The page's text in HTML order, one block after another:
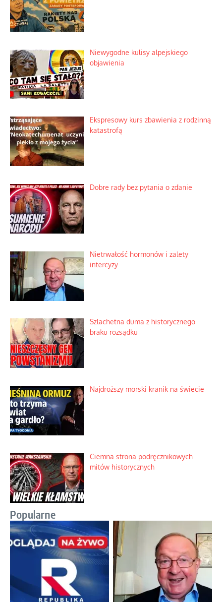
Niewygodne kulisy alpejskiego
objawienia
Ekspresowy kurs zbawienia z rodzinną
katastrofą
Dobre rady bez pytania o zdanie
Nietrwałość hormonów i zalety
intercyzy
Szlachetna duma z historycznego
braku rozsądku
Najdroższy morski kranik na świecie
Ciemna strona podręcznikowych
mitów historycznych
Popularne